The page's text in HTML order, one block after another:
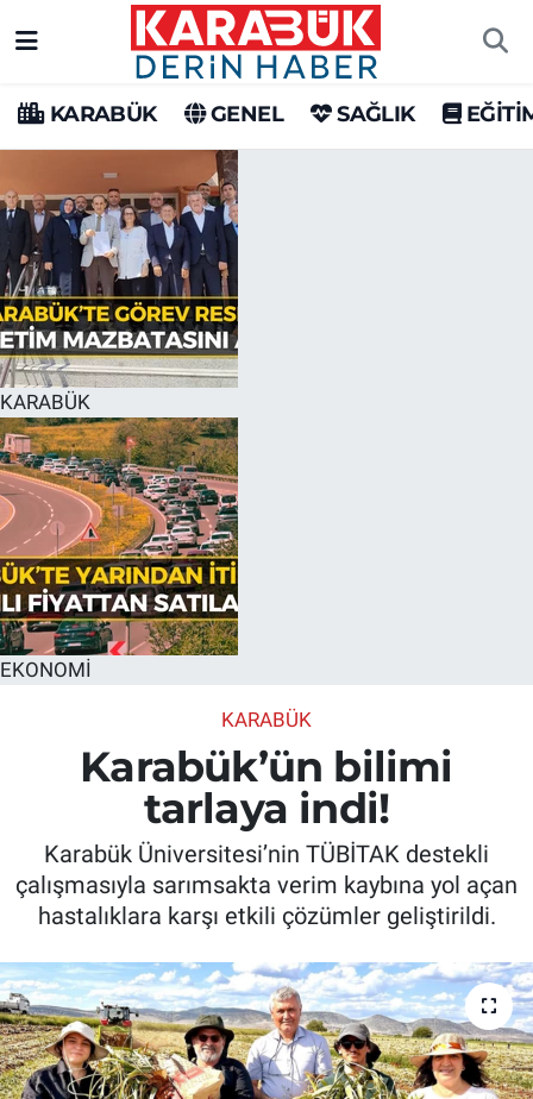
KARABÜK GENEL SAĞLIK
KARABÜK
EKONOMİ
KARABÜK
Karabük’ün bilimi
tarlaya indi!
Karabük Üniversitesi’nin TÜBİTAK destekli
çalışmasıyla sarımsakta verim kaybına yol açan
hastalıklara karşı etkili çözümler geliştirildi.
Karabük Hava Durumu
Karabük Trafik Yoğunluk Haritası
Süper Lig Puan Durumu ve Fikstür
Tüm Manşetler
Son Dakika Haberleri
Haber Arşivi